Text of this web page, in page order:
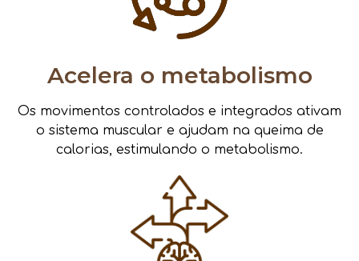
Acelera o metabolismo
Os movimentos controlados e integrados ativam
o sistema muscular e ajudam na queima de
calorias, estimulando o metabolismo.